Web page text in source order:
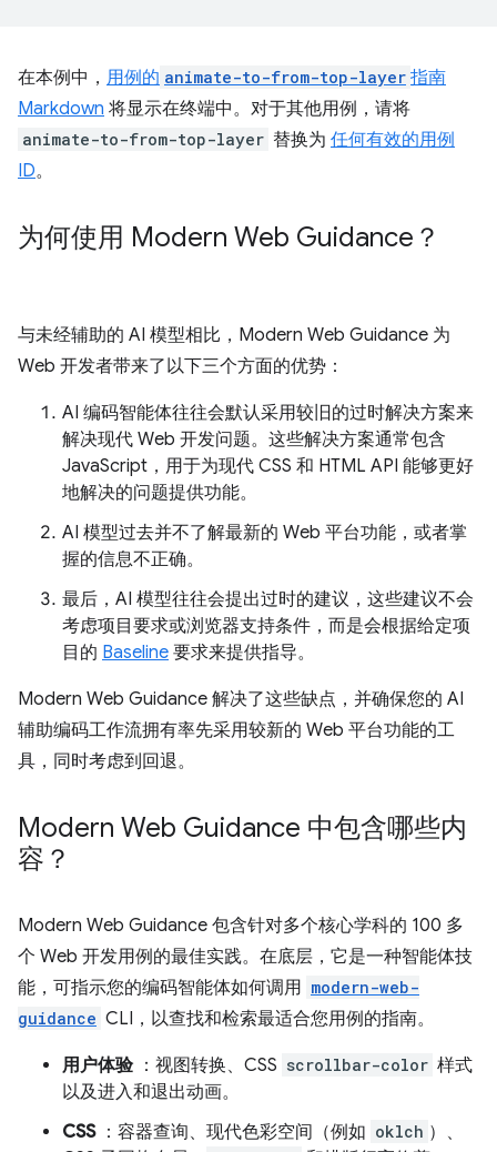
在本例中， 用例的 animate-to-from-top-layer 指南
Markdown 将显示在终端中。对于其他用例，请将
animate-to-from-top-layer 替换为 任何有效的用例
ID。
为何使用 Modern Web Guidance？
与未经辅助的 AI 模型相比，Modern Web Guidance 为
Web 开发者带来了以下三个方面的优势：
AI 编码智能体往往会默认采用较旧的过时解决方案来
解决现代 Web 开发问题。这些解决方案通常包含
JavaScript，用于为现代 CSS 和 HTML API 能够更好
地解决的问题提供功能。
AI 模型过去并不了解最新的 Web 平台功能，或者掌
握的信息不正确。
最后，AI 模型往往会提出过时的建议，这些建议不会
考虑项目要求或浏览器支持条件，而是会根据给定项
目的 Baseline 要求来提供指导。
Modern Web Guidance 解决了这些缺点，并确保您的 AI
辅助编码工作流拥有率先采用较新的 Web 平台功能的工
具，同时考虑到回退。
Modern Web Guidance 中包含哪些内
容？
Modern Web Guidance 包含针对多个核心学科的 100 多
个 Web 开发用例的最佳实践。在底层，它是一种智能体技
能，可指示您的编码智能体如何调用 modern-web-
guidance CLI，以查找和检索最适合您用例的指南。
用户体验：视图转换、CSS scrollbar-color 样式
以及进入和退出动画。
CSS：容器查询、现代色彩空间（例如 oklch ）、